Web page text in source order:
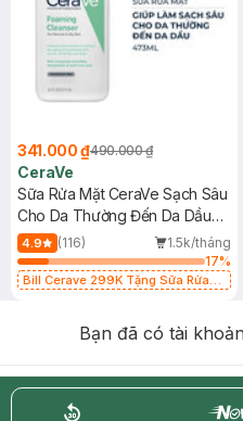
341.000 ₫490.000 ₫
CeraVe
Sữa Rửa Mặt CeraVe Sạch Sâu
Cho Da Thường Đến Da Dầu
473ml
4.9 (116)
1.5k/tháng
17%
Bill Cerave 299K Tặng Sữa Rửa
Bạn đã có tài